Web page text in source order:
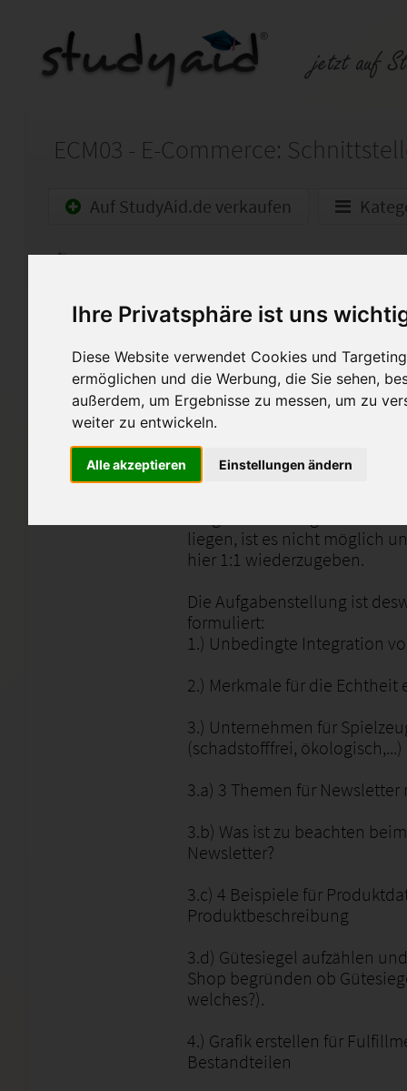
Ihre Privatsphäre ist uns
Diese Website verwendet Cookies und
ermöglichen und die Werbung, die Sie sehen,
außerdem, um Ergebnisse zu messen, um zu
weiter zu entwickeln.
Alle akzeptieren Einstellungen ändern
Auf StudyAid.de verkaufen
ECM03-XX1-N01 - E-Commerce
Diese Lösung für das
und 100 Punkten bewertet.
Anmerkungen zur Lösung
Aufgabe 5a) gibt es eine
Lösung entsprechend
Punktzahl).
liegen, ist es nicht möglich
hier 1:1 wiederzugeben.
Die Aufgabenstellung ist
formuliert:
1.) Unbedingte Integration
2.) Merkmale für die Echtheit
3.) Unternehmen für
(schadstofffrei, ökologisch,...)
3.a) 3 Themen für
3.b) Was ist zu beachten
Newsletter?
3.c) 4 Beispiele für
Produktbeschreibung
3.d) Gütesiegel aufzählen
Shop begründen ob
welches?).
4.) Grafik erstellen für
Bestandteilen